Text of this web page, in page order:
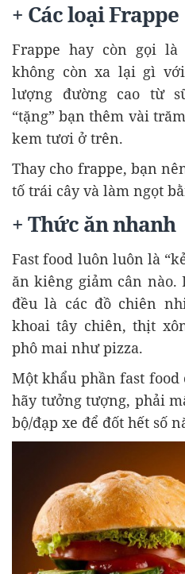
+ Các loại Frappe
Frappe hay còn gọi
không còn xa lại gì
lượng đường cao từ
“tặng” bạn thêm vài
kem tươi ở trên.
Thay cho frappe, bạn
tố trái cây và làm ngọt
+ Thức ăn nhanh
Fast food luôn luôn là
ăn kiêng giảm cân nào.
đều là các đồ chiên
khoai tây chiên, thịt
phô mai như pizza.
Một khẩu phần fast food
hãy tưởng tượng, phải
bộ/đạp xe để đốt hết số